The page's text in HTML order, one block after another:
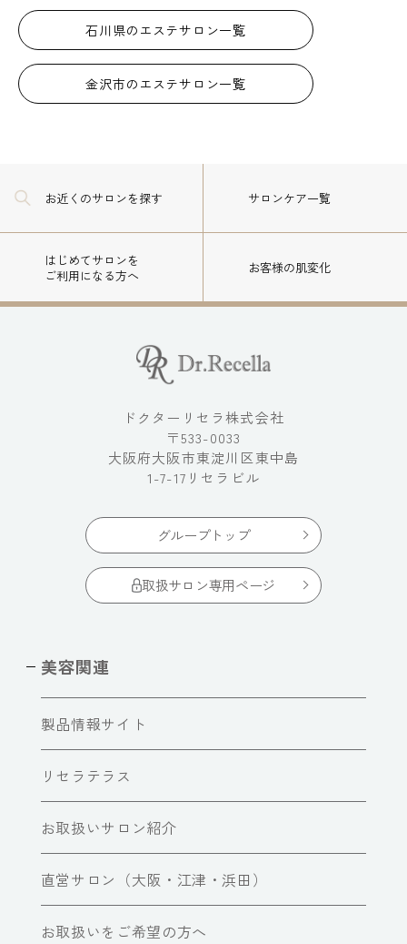
石川県のエステサロン一覧
金沢市のエステサロン一覧
お近くのサロンを探す サロンケア一覧
はじめてサロンを
ご利用になる方へ
お客様の肌変化
ドクターリセラ株式会社
〒533-0033
大阪府大阪市東淀川区東中島
1-7-17リセラビル
グループトップ
取扱サロン専用ページ
美容関連
製品情報サイト
リセラテラス
お取扱いサロン紹介
直営サロン（大阪・江津・浜田）
お取扱いをご希望の方へ